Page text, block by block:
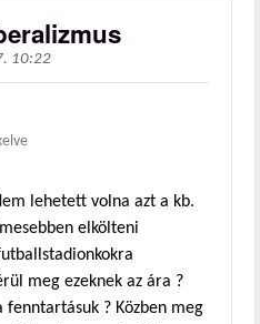
10:22
lehetett volna azt a kb.
elkölteni
meg ezeknek az ára ?
? Közben meg